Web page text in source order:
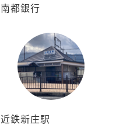
南都銀行
近鉄新庄駅